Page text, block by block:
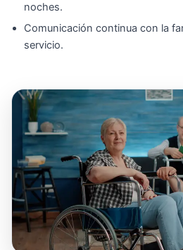
noches.
Comunicación continua con la
servicio.